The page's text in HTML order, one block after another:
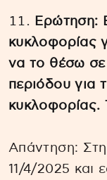
Ερώτηση:
κυκλοφορίας
να το θέσω σε
περιόδου για
κυκλοφορίας.
Απάντηση:
11/4/2025 και